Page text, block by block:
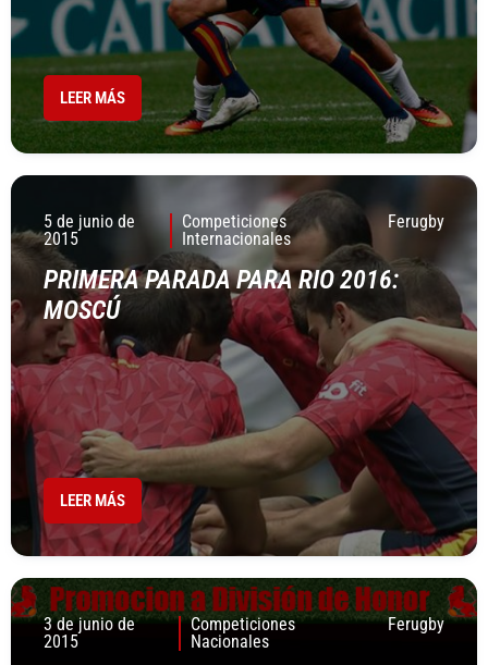
LEER MÁS
5 de junio de
2015
Competiciones
Internacionales
Ferugby
PRIMERA PARADA PARA RIO 2016:
MOSCÚ
LEER MÁS
3 de junio de
2015
Competiciones
Nacionales
Ferugby